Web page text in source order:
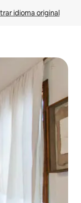
idioma original